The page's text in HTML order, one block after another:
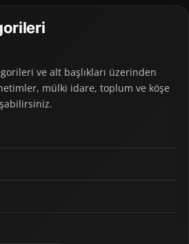
ve alt başlıkları üzerinden
mülki idare, toplum ve köşe